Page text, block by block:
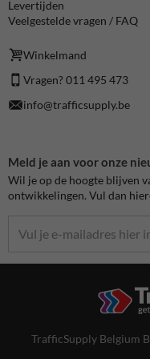
Levertijden
Veelgestelde vragen / FAQ
Winkelmand
Vragen? 011 495 473
info@trafficsupply.be
Meld je aan voor onze
Wil je op de hoogte blijven
ontwikkelingen. Vul dan
TrafficSupply Belgium